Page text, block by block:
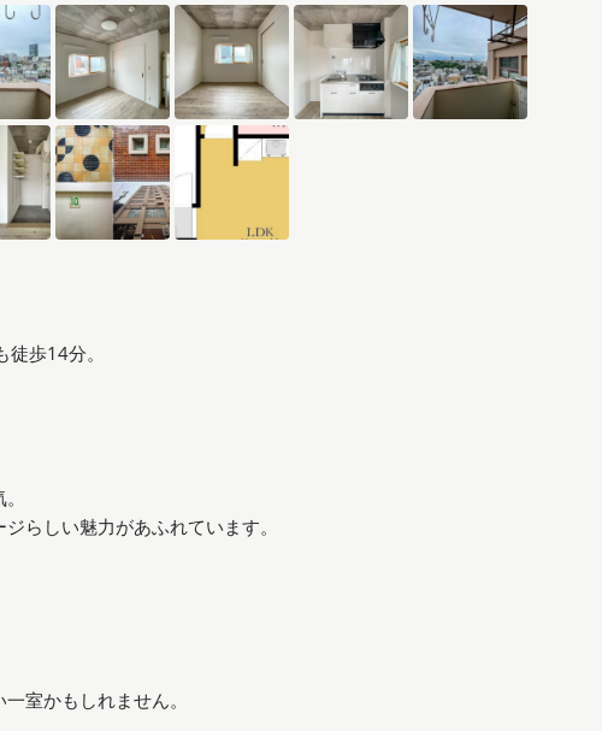
歩14分。
らしい魅力があふれています。
室かもしれません。